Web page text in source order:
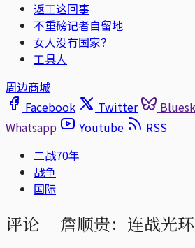
返工这回事
不重磅记者自留地
女人没有国家？
工具人
周边商城
Facebook
Twitter
Whatsapp
Youtube
RSS
二战70年
战争
国际
评论｜ 詹顺贵：连战光